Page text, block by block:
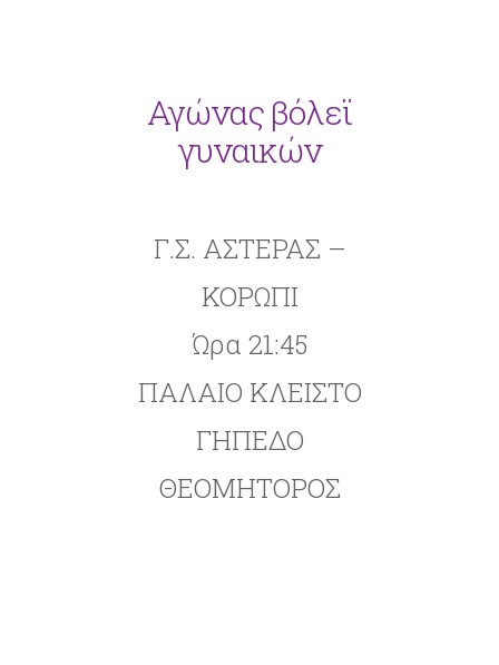
Αγώνας βόλεϊ
γυναικών
Γ.Σ. ΑΣΤΕΡΑΣ –
ΚΟΡΩΠΙ
Ώρα 21:45
ΠΑΛΑΙΟ ΚΛΕΙΣΤΟ
ΓΗΠΕΔΟ
ΘΕΟΜΗΤΟΡΟΣ